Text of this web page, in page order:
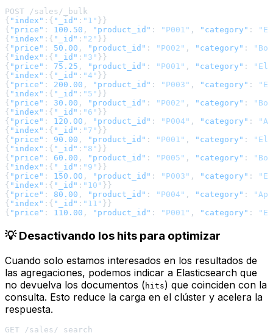
{ "index" : { "_id" : "1" } }
{ "price" : 100.50 , "product_id" : "P001" , "category" :
{ "index" : { "_id" : "2" } }
{ "price" : 50.00 , "product_id" : "P002" , "category" :
{ "index" : { "_id" : "3" } }
{ "price" : 75.25 , "product_id" : "P001" , "category" :
{ "index" : { "_id" : "4" } }
{ "price" : 200.00 , "product_id" : "P003" , "category" :
{ "index" : { "_id" : "5" } }
{ "price" : 30.00 , "product_id" : "P002" , "category" :
{ "index" : { "_id" : "6" } }
{ "price" : 120.00 , "product_id" : "P004" , "category" :
{ "index" : { "_id" : "7" } }
{ "price" : 90.00 , "product_id" : "P001" , "category" :
{ "index" : { "_id" : "8" } }
{ "price" : 60.00 , "product_id" : "P005" , "category" :
{ "index" : { "_id" : "9" } }
{ "price" : 150.00 , "product_id" : "P003" , "category" :
{ "index" : { "_id" : "10" } }
{ "price" : 80.00 , "product_id" : "P004" , "category" :
{ "index" : { "_id" : "11" } }
{ "price" : 110.00 , "product_id" : "P001" , "category" :
💡 Desactivando los hits para optimizar
Cuando solo estamos interesados en los resultados de
las agregaciones, podemos indicar a Elasticsearch que
no devuelva los documentos ( hits) que coinciden con la
consulta. Esto reduce la carga en el clúster y acelera la
respuesta.